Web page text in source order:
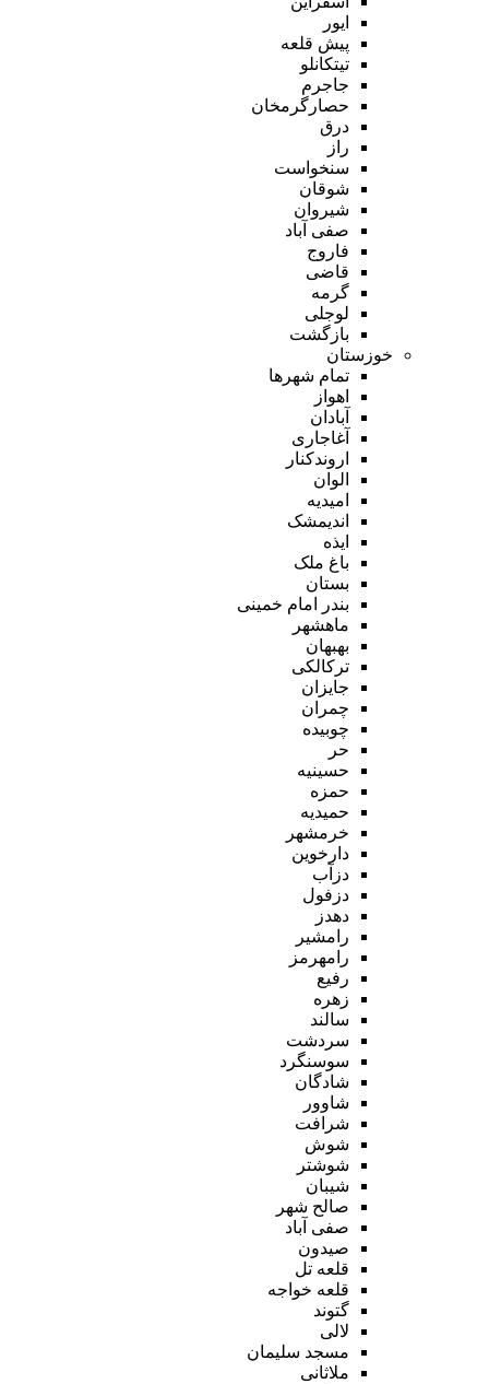
ایور
پیش قلعه
تیتکانلو
جاجرم
حصارگرمخان
درق
راز
سنخواست
شوقان
شیروان
صفی آباد
فاروج
قاضی
گرمه
لوجلی
بازگشت
خوزستان
تمام شهر‌ها
اهواز
آبادان
آغاجاری
اروندکنار
الوان
امیدیه
اندیمشک
ایذه
باغ ملک
بستان
بندر امام خمینی
ماهشهر
بهبهان
ترکالکی
جایزان
چمران
چوبیده
حر
حسینیه
حمزه
حمیدیه
خرمشهر
دارخوین
دزآب
دزفول
دهدز
رامشیر
رامهرمز
رفیع
زهره
سالند
سردشت
سوسنگرد
شادگان
شاوور
شرافت
شوش
شوشتر
شیبان
صالح شهر
صفی آباد
صیدون
قلعه تل
قلعه خواجه
گتوند
لالی
مسجد سلیمان
ملاثانی